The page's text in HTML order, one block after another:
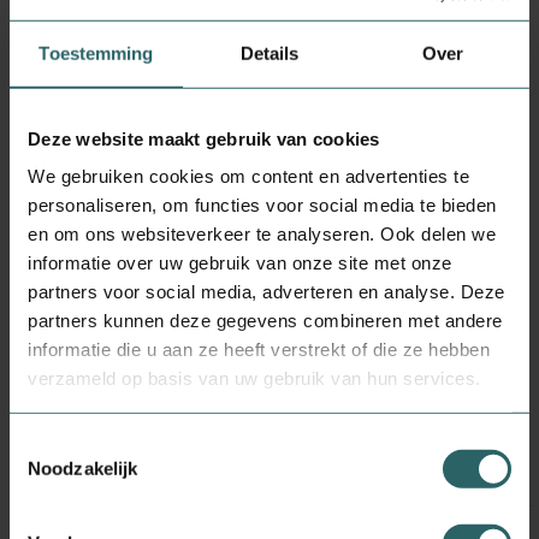
Toestemming Details Over
Deze website maakt gebruik van cookies
We gebruiken cookies om content en advertenties te
personaliseren, om functies voor social media te bieden
en om ons websiteverkeer te analyseren. Ook delen we
informatie over uw gebruik van onze site met onze
partners voor social media, adverteren en analyse. Deze
partners kunnen deze gegevens combineren met andere
informatie die u aan ze heeft verstrekt of die ze hebben
verzameld op basis van uw gebruik van hun services.
Noodzakelijk
Hoe te gebruiken
1. Zorg dat uw handen en gehooropening schoon en droog zijn. Vorm het hele dopje
tot een bolletje. 2. Plaats een oordopje over de gehooropening en maak het plat om
het oor luchtdicht af te sluiten. Zorg dat er geen haren inkomen. Geschikt voor
gebruik in gechlorineerd water. Niet in de gehoorgang brengen. Bij gebruik alleen
aanbrengen met toezicht van een volwassenen.
Inspiratie